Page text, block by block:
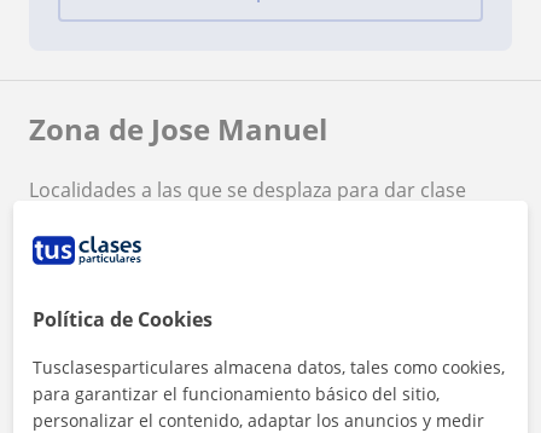
Zona de Jose Manuel
Localidades a las que se desplaza para dar clase
Pulianas
Política de Cookies
Tusclasesparticulares almacena datos, tales como cookies,
para garantizar el funcionamiento básico del sitio,
personalizar el contenido, adaptar los anuncios y medir